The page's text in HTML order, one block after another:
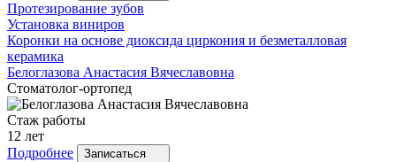
Протезирование зубов
Установка виниров
Коронки на основе диоксида циркония и безметалловая
керамика
Белоглазова Анастасия Вячеславовна
Стоматолог-ортопед
Стаж работы
12 лет
Подробнее
Записаться